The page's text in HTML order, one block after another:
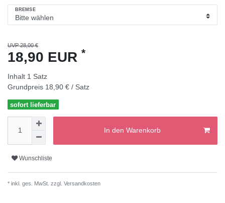
BREMSE
UVP 28,00 €
18,90 EUR *
Inhalt 1 Satz
Grundpreis 18,90 € / Satz
sofort lieferbar
In den Warenkorb
Wunschliste
* inkl. ges. MwSt. zzgl. Versandkosten